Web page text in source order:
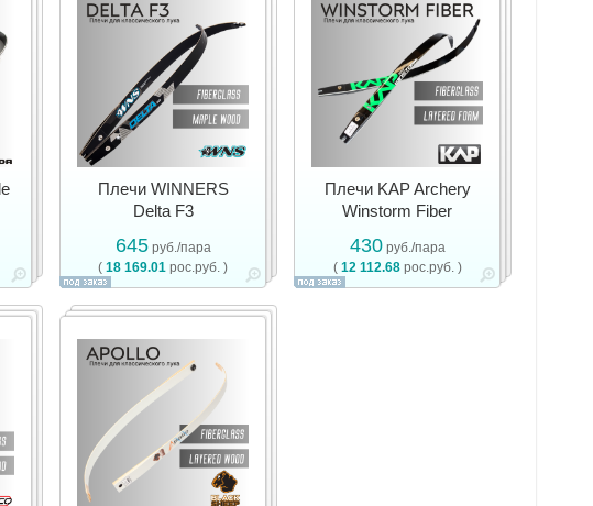
Плечи WINNERS
Delta F3
645руб./пара
( 18 169.01 рос.руб. )
Плечи KAP Archery
Winstorm Fiber
430руб./пара
( 12 112.68рос.руб. )